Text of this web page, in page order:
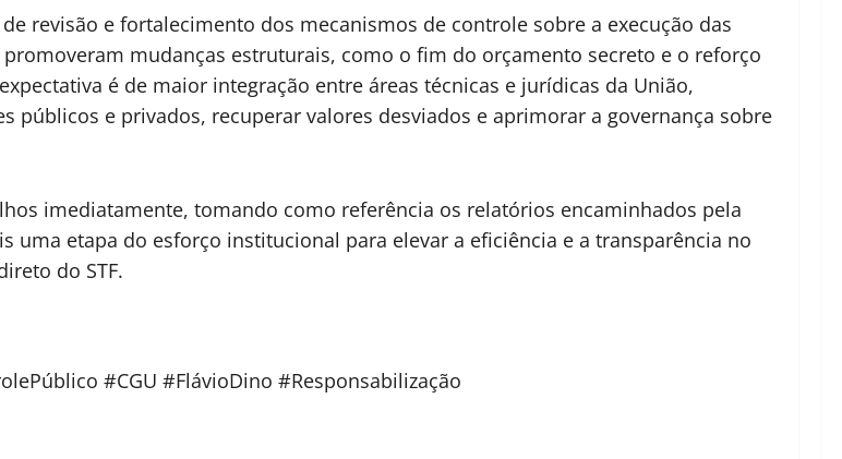
revisão e fortalecimento dos mecanismos de controle sobre a execução das
mudanças estruturais, como o fim do orçamento secreto e o reforço
é de maior integração entre áreas técnicas e jurídicas da União,
públicos e privados, recuperar valores desviados e aprimorar a governança sobre
imediatamente, tomando como referência os relatórios encaminhados pela
uma etapa do esforço institucional para elevar a eficiência e a transparência no
do STF.
#CGU #FlávioDino #Responsabilização